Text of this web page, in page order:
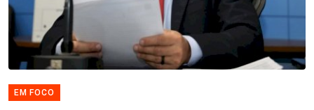
EM FOCO